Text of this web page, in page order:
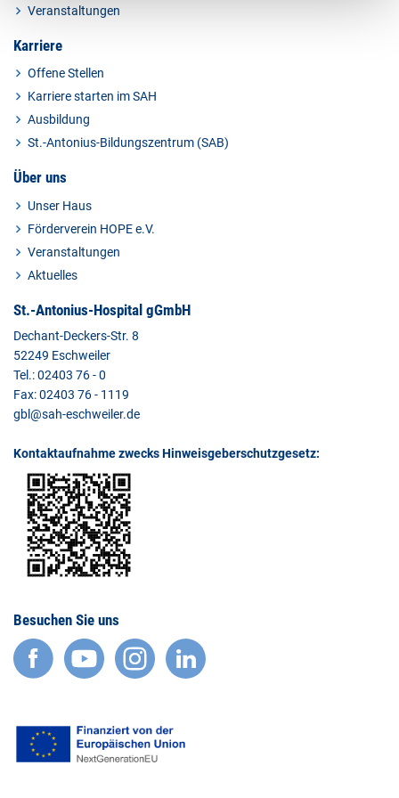
Veranstaltungen
Karriere
Offene Stellen
Karriere starten im SAH
Ausbildung
St.-Antonius-Bildungszentrum (SAB)
Über uns
Unser Haus
Förderverein HOPE e.V.
Veranstaltungen
Aktuelles
St.-Antonius-Hospital gGmbH
Dechant-Deckers-Str. 8
52249 Eschweiler
Tel.: 02403 76 - 0
Fax: 02403 76 - 1119
gbl@sah-eschweiler.de
Kontaktaufnahme zwecks Hinweisgeberschutzgesetz:
Besuchen Sie uns
facebook
YouTube
Instagram